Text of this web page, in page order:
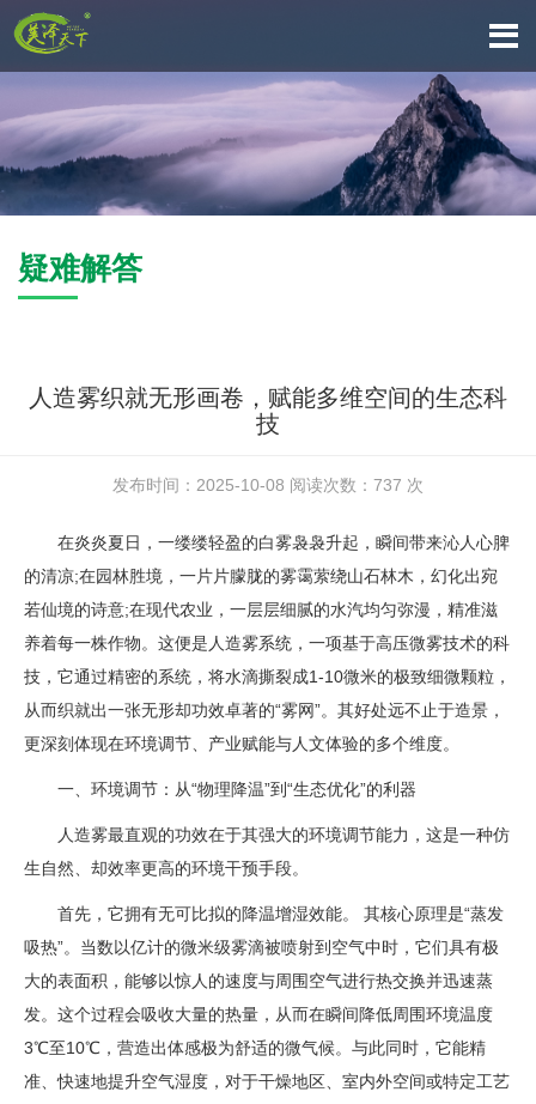
疑难解答
人造雾织就无形画卷，赋能多维空间的生态科
技
发布时间：2025-10-08 阅读次数：737 次
在炎炎夏日，一缕缕轻盈的白雾袅袅升起，瞬间带来沁人心脾
的清凉;在园林胜境，一片片朦胧的雾霭萦绕山石林木，幻化出宛
若仙境的诗意;在现代农业，一层层细腻的水汽均匀弥漫，精准滋
养着每一株作物。这便是人造雾系统，一项基于高压微雾技术的科
技，它通过精密的系统，将水滴撕裂成1-10微米的极致细微颗粒，
从而织就出一张无形却功效卓著的“雾网”。其好处远不止于造景，
更深刻体现在环境调节、产业赋能与人文体验的多个维度。
一、环境调节：从“物理降温”到“生态优化”的利器
人造雾最直观的功效在于其强大的环境调节能力，这是一种仿
生自然、却效率更高的环境干预手段。
首先，它拥有无可比拟的降温增湿效能。 其核心原理是“蒸发
吸热”。当数以亿计的微米级雾滴被喷射到空气中时，它们具有极
大的表面积，能够以惊人的速度与周围空气进行热交换并迅速蒸
发。这个过程会吸收大量的热量，从而在瞬间降低周围环境温度
3℃至10℃，营造出体感极为舒适的微气候。与此同时，它能精
准、快速地提升空气湿度，对于干燥地区、室内外空间或特定工艺